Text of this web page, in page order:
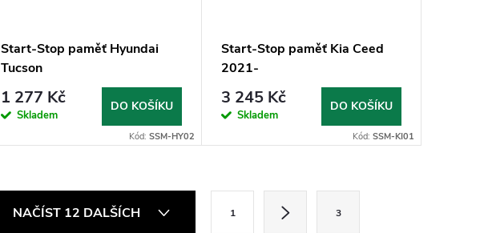
Start-Stop paměť Hyundai
Tucson
1 277 Kč
Skladem
DO KOŠÍKU
Kód: SSM-HY02
Start-Stop paměť Kia Ceed
2021-
3 245 Kč
Skladem
DO KOŠÍKU
Kód: SSM-KI01
NAČÍST 12 DALŠÍCH 1 3